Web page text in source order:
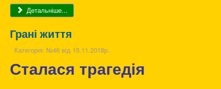
Детальніше...
Грані життя
Категорія: №46 від 15.11.2018р.
Сталася трагедія